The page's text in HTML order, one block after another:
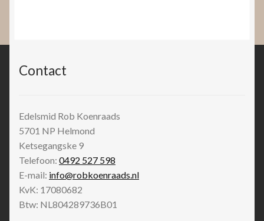
Contact
Edelsmid Rob Koenraads
5701 NP Helmond
Ketsegangske 9
Telefoon: 0492 527 598
E-mail: info@robkoenraads.nl
KvK: 17080682
Btw: NL804289736B01